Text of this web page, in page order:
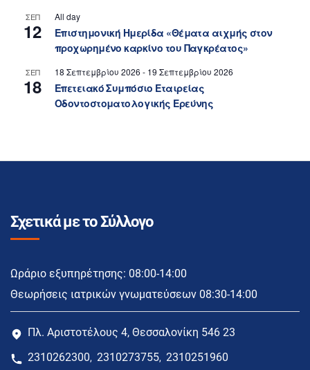
ΣΕΠ
12
All day
Επιστημονική Ημερίδα «Θέματα αιχμής στον
προχωρημένο καρκίνο του Παγκρέατος»
ΣΕΠ
18
18 Σεπτεμβρίου 2026 - 19 Σεπτεμβρίου 2026
Επετειακό Συμπόσιο Εταιρείας
Οδοντοστοματολογικής Ερεύνης
Σχετικά με το Σύλλογο
Ωράριο εξυπηρέτησης: 08:00-14:00
Θεωρήσεις ιατρικών γνωματεύσεων 08:30-14:00
Πλ. Αριστοτέλους 4, Θεσσαλονίκη 546 23
2310262300, 2310273755, 2310251960